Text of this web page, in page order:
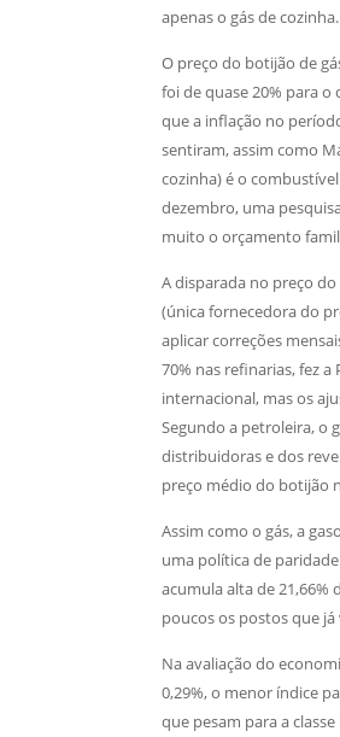
apenas o gás de cozinha.
O preço do botijão de
foi de quase 20% para
que a inflação no
sentiram, assim como
cozinha) é o
dezembro, uma
muito o orçamento
A disparada no preço
(única fornecedora do
aplicar correções
70% nas refinarias, fez
internacional, mas os
Segundo a petroleira, o
distribuidoras e dos
preço médio do botijão
Assim como o gás, a
uma política de
acumula alta de
poucos os postos que
Na avaliação do
0,29%, o menor índice
que pesam para a